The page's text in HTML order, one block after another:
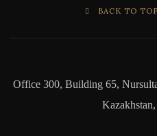
BACK TO
Office 300, Building 65,